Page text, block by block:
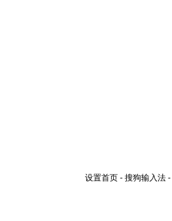
设置首页 - 搜狗输入法 -